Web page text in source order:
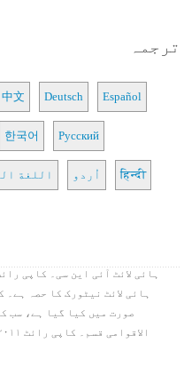
ترجمہ
中文 Deutsch Español
한국어 Русский
اللغة اُردو हिन्दी
ہائی لائٹ نیٹورک کا حصہ ہے۔
صورت میں کیا گیا ہے، سب